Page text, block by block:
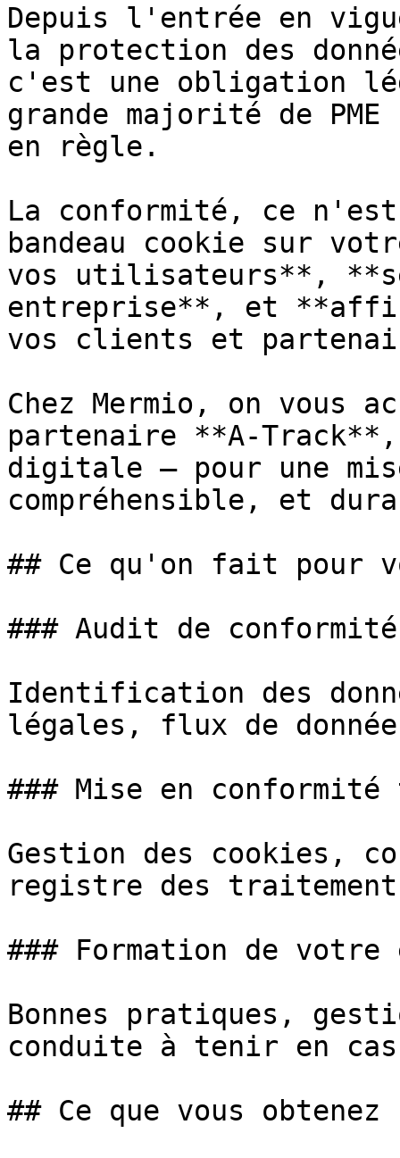
Depuis l'entrée en
la protection des
c'est une obligation
grande majorité de
en règle.
La conformité, ce
bandeau cookie sur
vos utilisateurs**,
entreprise**, et
vos clients et
Chez Mermio, on vous
partenaire **A-
digitale — pour une
compréhensible, et
## Ce qu'on fait pour
### Audit de conformité
Identification des
légales, flux de
### Mise en conformité
Gestion des cookies,
registre des
### Formation de votre
Bonnes pratiques,
conduite à tenir en
## Ce que vous obtenez